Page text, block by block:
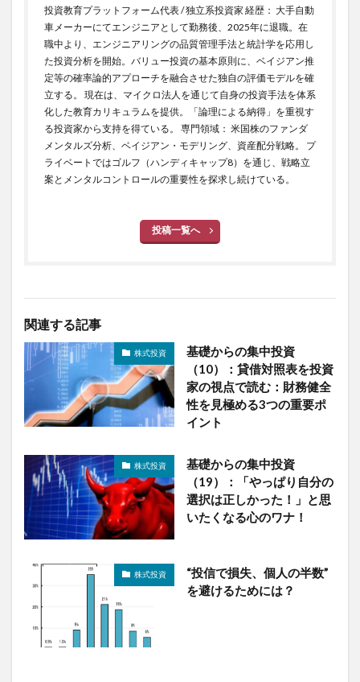
投資教育プラットフォーム代表 / 独立系投資家 経歴： 大手自動
車メーカーにてエンジニアとして勤務後、2025年に退職。在
職中より、エンジニアリングの品質管理手法と統計学を応用し
た投資分析を開始。バリュー投資の基本原則に、ベイジアン推
定等の確率論的アプローチを融合させた独自の評価モデルを確
立する。 現在は、マイクロ法人を通じて自身の投資手法を体系
化した教育カリキュラムを提供。「論理による納得」を重視す
る投資家から支持を得ている。 専門領域： 米国株のファンダ
メンタルズ分析、ベイジアン・モデリング、資産配分戦略。 プ
ライベートではゴルフ（ハンディキャップ8）を通じ、戦略立
案とメンタルコントロールの重要性を探求し続けている。
投稿一覧へ
関連する記事
株式投資
基礎からの集中投資
（10）：貸借対照表を投資
家の視点で読む：財務健全
性を見極める3つの重要ポ
イント
株式投資
基礎からの集中投資
（19）：「やっぱり自分の
選択は正しかった！」と思
いたくなる心のワナ！
株式投資
“投信で損失、個人の半数”
を避けるためには？